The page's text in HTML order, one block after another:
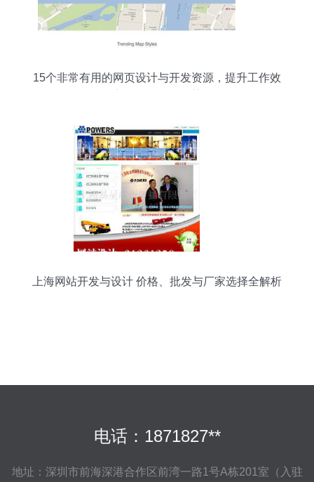
15个非常有用的网页设计与开发资源，提升工作效
上海网站开发与设计 价格、批发与厂家选择全解析
电话：1871827**
地址：深圳市前海深港合作区前湾一路1号A栋201室（入驻